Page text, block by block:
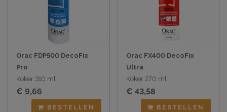
Orac FDP500 DecoFix
Pro
Koker 310 ml
€ 9,66
BESTELLEN
Orac FX400 DecoFix
Ultra
Koker 270 ml
€ 43,58
BESTELLEN